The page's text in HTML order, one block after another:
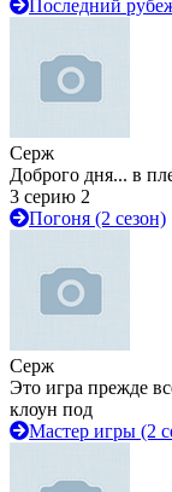
Последний
Серж
Доброго дня... в
3 серию 2
Погоня (2 сезон)
Серж
Это игра прежде
клоун под
Мастер игры (2